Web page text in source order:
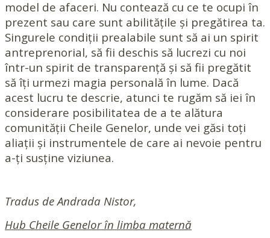
model de afaceri. Nu contează cu ce te ocupi în
prezent sau care sunt abilitățile și pregătirea ta.
Singurele condiții prealabile sunt să ai un spirit
antreprenorial, să fii deschis să lucrezi cu noi
într-un spirit de transparență și să fii pregătit
să îți urmezi magia personală în lume. Dacă
acest lucru te descrie, atunci te rugăm să iei în
considerare posibilitatea de a te alătura
comunității Cheile Genelor, unde vei găsi toți
aliații și instrumentele de care ai nevoie pentru
a-ți susține viziunea.
Tradus de Andrada Nistor,
Hub Cheile Genelor în limba maternă